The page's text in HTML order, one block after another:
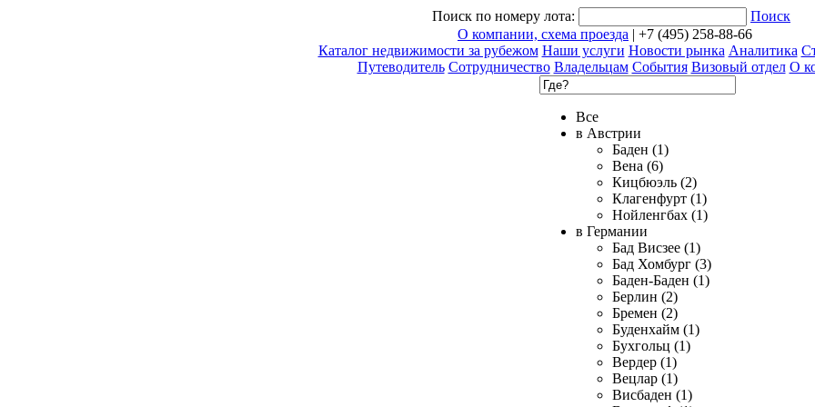
Поиск по номеру лота:
Поиск
О компании, схема проезда | +7 (495) 258-88-66
Каталог недвижимости за рубежом Наши услуги Новости рынка Аналитика
Путеводитель Сотрудничество Владельцам События Визовый отдел О
Все
в Австрии
Баден (1)
Вена (6)
Кицбюэль (2)
Клагенфурт (1)
Нойленгбах (1)
в Германии
Бад Висзее (1)
Бад Хомбург (3)
Баден-Баден (1)
Берлин (2)
Бремен (2)
Буденхайм (1)
Бухгольц (1)
Вердер (1)
Вецлар (1)
Висбаден (1)